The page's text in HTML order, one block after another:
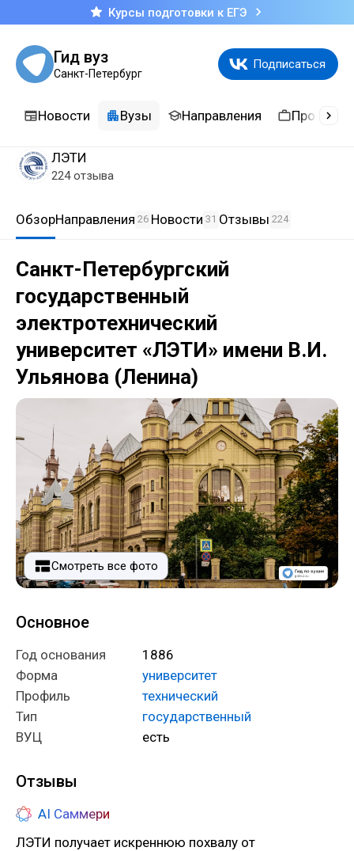
Курсы подготовки к ЕГЭ
Гид вуз
Санкт-Петербург
Подписаться
Новости Вузы Направления
ЛЭТИ
224 отзыва
ОбзорНаправления 26 Новости 31 Отзывы 224
Санкт-Петербургский
государственный
электротехнический
университет «ЛЭТИ» имени В.И.
Ульянова (Ленина)
Смотреть все фото
Основное
Год основания
1886
Форма
университет
Профиль
технический
Тип
государственный
ВУЦ
есть
Отзывы
AI Саммери
ЛЭТИ получает искреннюю похвалу от